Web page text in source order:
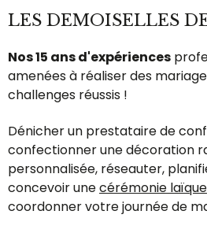
LES DEMOISELLES
Nos 15 ans d'expériences
amenées à réaliser des
challenges réussis !
Dénicher un prestataire de
confectionner une décoration
personnalisée, réseauter,
concevoir unecérémonie laïque
coordonner votre journée de